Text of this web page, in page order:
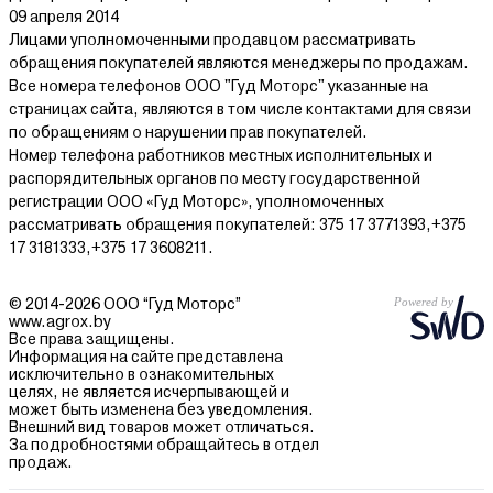
Официальные модели от известных брендов
Быстрая доставка по Минску и всей Беларуси
Гарантия на все стайлеры
Консультация по выбору и техническим характеристикам
09 апреля 2014
Лицами уполномоченными продавцом рассматривать
обращения покупателей являются менеджеры по продажам.
Все номера телефонов ООО "Гуд Моторс" указанные на
страницах сайта, являются в том числе контактами для связи
по обращениям о нарушении прав покупателей.
Номер телефона работников местных исполнительных и
распорядительных органов по месту государственной
регистрации ООО «Гуд Моторс», уполномоченных
рассматривать обращения покупателей: 375 17 3771393,+375
17 3181333,+375 17 3608211.
© 2014-2026 ООО “Гуд Моторс”
www.agrox.by
Все права защищены.
Информация на сайте представлена
исключительно в ознакомительных
целях, не является исчерпывающей и
может быть изменена без уведомления.
Внешний вид товаров может отличаться.
За подробностями обращайтесь в отдел
продаж.